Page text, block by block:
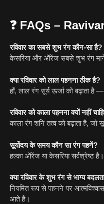
❓ FAQs –
रविवार का सबसे शुभ रंग कौन-सा है?
केसरिया और ऑरेंज सबसे शुभ रंग
क्या रविवार को लाल पहनना ठीक है?
हाँ, लाल रंग सूर्य ऊर्जा को बढ़ाता है
रविवार को काला पहनना क्यों नहीं
काला रंग शनि तत्व को बढ़ाता है, जो
सूर्योदय के समय कौन सा रंग पहनें?
हल्का ऑरेंज या केसरिया सर्वश्रेष्ठ है।
क्या रविवार के शुभ रंग से भाग्य
नियमित रूप से पहनने पर
आते हैं।